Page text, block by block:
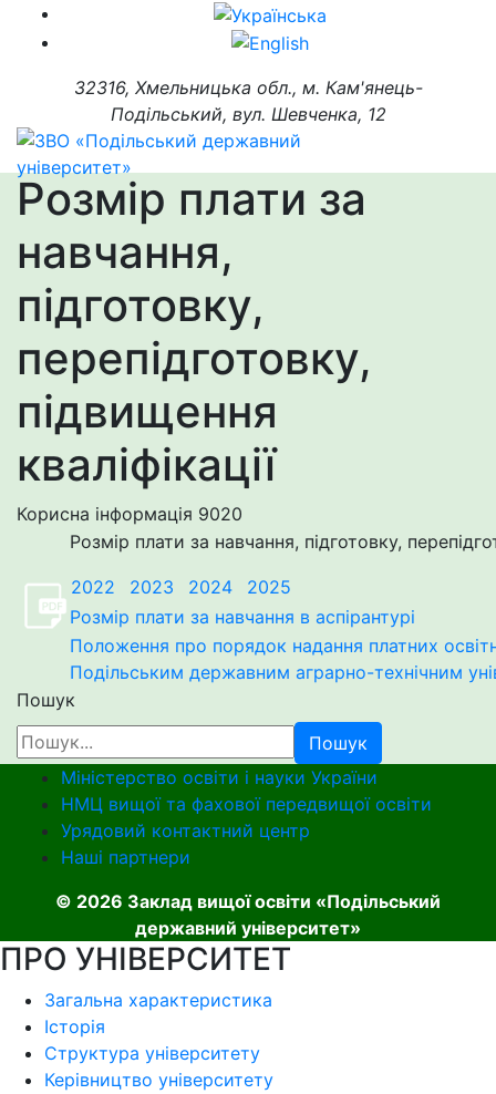
32316, Хмельницька обл., м. Кам'янець-
Подільський, вул. Шевченка, 12
Розмір плати за
навчання,
підготовку,
перепідготовку,
підвищення
кваліфікації
Корисна інформація 9020
Розмір плати за навчання, підготовку,
2022 2023 2024
2025
Розмір плати за навчання в аспірантурі
Положення про порядок надання платних
Подільським державним аграрно-технічним
Пошук
Пошук
Міністерство освіти і науки України
НМЦ вищої та фахової передвищої освіти
Урядовий контактний центр
Наші партнери
© 2026 Заклад вищої освіти «Подільський
державний університет»
ПРО УНІВЕРСИТЕТ
Загальна характеристика
Історія
Структура університету
Керівництво університету